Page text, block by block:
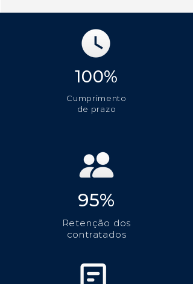
100%
Cumprimento
de prazo
95%
Retenção dos
contratados